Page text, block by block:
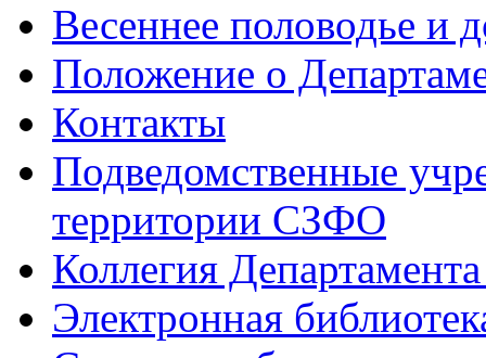
Весеннее половодье и
Положение о
Контакты
Подведомственные
территории СЗФО
Коллегия
Электронная